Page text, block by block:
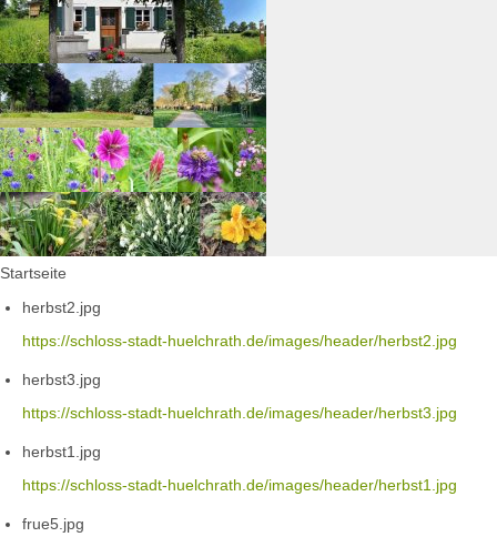
Startseite
herbst2.jpg
https://schloss-stadt-huelchrath.de/images/header/herbst2.jpg
herbst3.jpg
https://schloss-stadt-huelchrath.de/images/header/herbst3.jpg
herbst1.jpg
https://schloss-stadt-huelchrath.de/images/header/herbst1.jpg
frue5.jpg